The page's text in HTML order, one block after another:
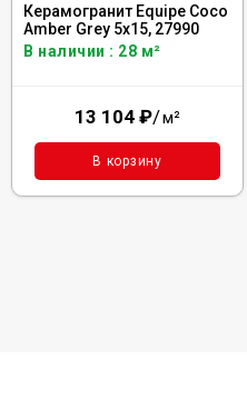
Керамогранит Equipe Coco
Amber Grey 5x15, 27990
В наличии : 28 м²
13 104 ₽/м²
В корзину